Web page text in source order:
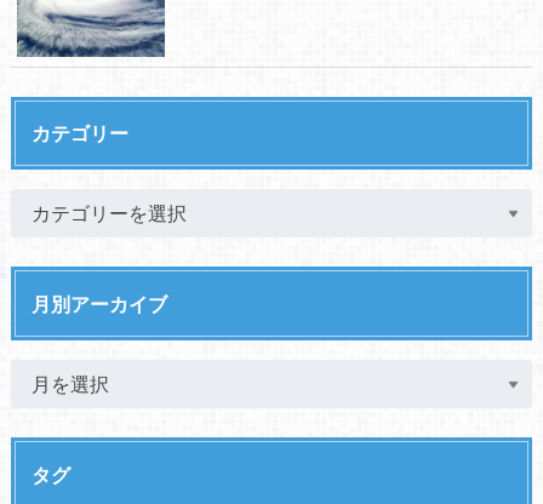
カテゴリー
月別アーカイブ
タグ